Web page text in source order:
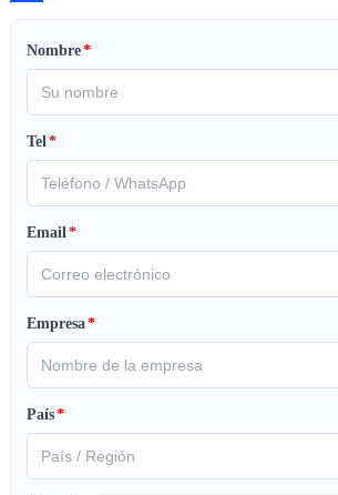
Nombre*
Tel*
Email*
Empresa*
País*